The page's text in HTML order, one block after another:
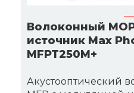
Волоконный
источник Max
MFPT250M+
Акустооптический